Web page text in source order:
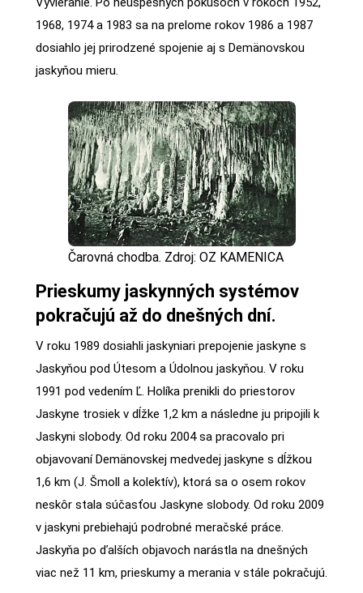
1968, 1974 a 1983 sa na prelome rokov 1986 a 1987
dosiahlo jej prirodzené spojenie aj s Demänovskou
jaskyňou mieru.
Čarovná chodba. Zdroj: OZ KAMENICA
Prieskumy jaskynných systémov
pokračujú až do dnešných dní.
V roku 1989 dosiahli jaskyniari prepojenie jaskyne s
Jaskyňou pod Útesom a Údolnou jaskyňou. V roku
1991 pod vedením Ľ. Holíka prenikli do priestorov
Jaskyne trosiek v dĺžke 1,2 km a následne ju pripojili k
Jaskyni slobody. Od roku 2004 sa pracovalo pri
objavovaní Demänovskej medvedej jaskyne s dĺžkou
1,6 km (J. Šmoll a kolektív), ktorá sa o osem rokov
neskôr stala súčasťou Jaskyne slobody. Od roku 2009
v jaskyni prebiehajú podrobné meračské práce.
Jaskyňa po ďalších objavoch narástla na dnešných
viac než 11 km, prieskumy a merania v stále pokračujú.